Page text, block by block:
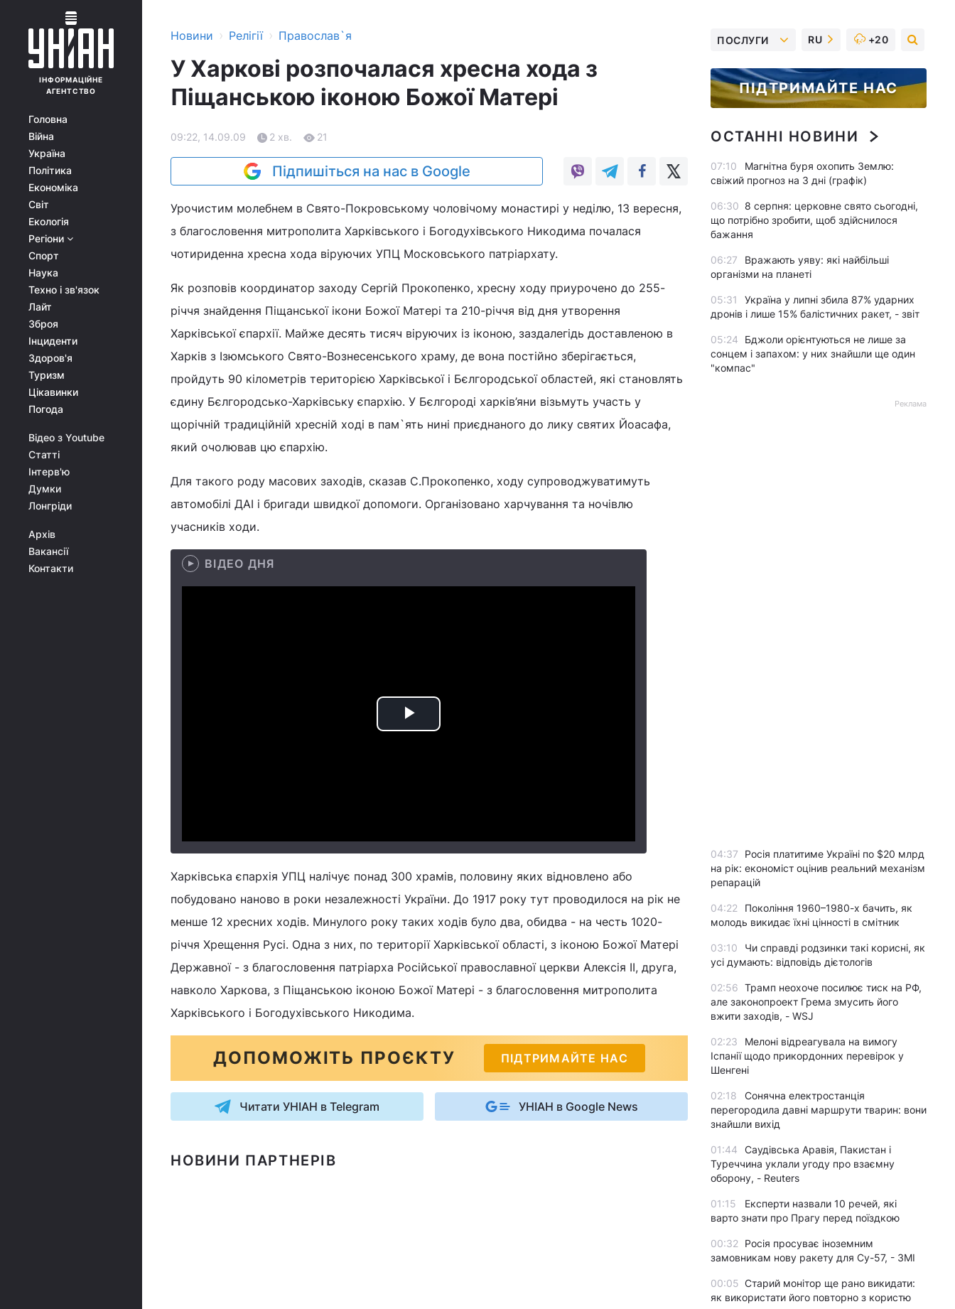
ІНФОРМАЦІЙНЕ
АГЕНТСТВО
Головна
Війна
Україна
Політика
Економіка
Світ
Екологія
Регіони
Спорт
Наука
Техно і зв'язок
Лайт
Зброя
Інциденти
Здоров'я
Туризм
Цікавинки
Погода
Відео з Youtube
Статті
Інтерв'ю
Думки
Лонгріди
Архів
Вакансії
Контакти
Новини › Релігії › Православ`я
У Харкові розпочалася хресна хода з
Піщанською іконою Божої Матері
09:22, 14.09.09 2 хв. 21
Підпишіться на нас в Google
Урочистим молебнем в Свято-Покровському чоловічому монастирі у неділю, 13 вересня,
з благословення митрополита Харківського і Богодухівського Никодима почалася
чотириденна хресна хода віруючих УПЦ Московського патріархату.
Як розповів координатор заходу Сергій Прокопенко, хресну ходу приурочено до 255-
річчя знайдення Піщанської ікони Божої Матері та 210-річчя від дня утворення
Харківської єпархії. Майже десять тисяч віруючих із іконою, заздалегідь доставленою в
Харків з Ізюмського Свято-Вознесенського храму, де вона постійно зберігається,
пройдуть 90 кілометрів територією Харківської і Бєлгородської областей, які становлять
єдину Бєлгородсько-Харківську єпархію. У Бєлгороді харків’яни візьмуть участь у
щорічній традиційній хресній ході в пам`ять нині приєднаного до лику святих Йоасафа,
який очолював цю єпархію.
Для такого роду масових заходів, сказав С.Прокопенко, ходу супроводжуватимуть
автомобілі ДАІ і бригади швидкої допомоги. Організовано харчування та ночівлю
учасників ходи.
ВІДЕО ДНЯ
Play
Харківська єпархія УПЦ налічує понад 300 храмів, половину яких відновлено або
побудовано наново в роки незалежності України. До 1917 року тут проводилося на рік не
менше 12 хресних ходів. Минулого року таких ходів було два, обидва - на честь 1020-
річчя Хрещення Русі. Одна з них, по території Харківської області, з іконою Божої Матері
Державної - з благословення патріарха Російської православної церкви Алексія II, друга,
навколо Харкова, з Піщанською іконою Божої Матері - з благословення митрополита
Харківського і Богодухівського Никодима.
ДОПОМОЖІТЬ ПРОЄКТУ ПІДТРИМАЙТЕ НАС
Читати УНІАН в Telegram УНІАН в Google News
НОВИНИ ПАРТНЕРІВ
ПОСЛУГИ RU +20
ПІДТРИМАЙТЕ НАС
ОСТАННІ НОВИНИ
07:10
Магнітна буря охопить Землю:
свіжий прогноз на 3 дні (графік)
06:30 8 серпня: церковне свято сьогодні,
що потрібно зробити, щоб здійснилося
бажання
06:27
Вражають уяву: які найбільші
організми на планеті
05:31
Україна у липні збила 87% ударних
дронів і лише 15% балістичних ракет, - звіт
05:24
Бджоли орієнтуються не лише за
сонцем і запахом: у них знайшли ще один
"компас"
Реклама
04:37
Росія платитиме Україні по $20 млрд
на рік: економіст оцінив реальний механізм
репарацій
04:22
Покоління 1960–1980-х бачить, як
молодь викидає їхні цінності в смітник
03:10
Чи справді родзинки такі корисні, як
усі думають: відповідь дієтологів
02:56 Трамп неохоче посилює тиск на РФ,
але законопроект Грема змусить його
вжити заходів, - WSJ
02:23
Мелоні відреагувала на вимогу
Іспанії щодо прикордонних перевірок у
Шенгені
02:18
Сонячна електростанція
перегородила давні маршрути тварин: вони
знайшли вихід
01:44
Саудівська Аравія, Пакистан і
Туреччина уклали угоду про взаємну
оборону, - Reuters
01:15
Експерти назвали 10 речей, які
варто знати про Прагу перед поїздкою
00:32
Росія просуває іноземним
замовникам нову ракету для Су-57, - ЗМІ
00:05 Старий монітор ще рано викидати:
як використати його повторно з користю